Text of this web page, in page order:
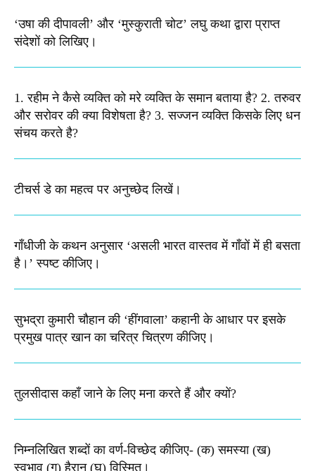
‘उषा की दीपावली’ और ‘मुस्कुराती चोट’ लघु कथा द्वारा प्राप्त
संदेशों को लिखिए।
1. रहीम ने कैसे व्यक्ति को मरे व्यक्ति के समान बताया है? 2. तरुवर
और सरोवर की क्या विशेषता है? 3. सज्जन व्यक्ति किसके लिए धन
संचय करते है?
टीचर्स डे का महत्व पर अनुच्छेद लिखें।
गाँधीजी के कथन अनुसार ‘असली भारत वास्तव में गाँवों में ही बसता
है।’ स्पष्ट कीजिए।
सुभद्रा कुमारी चौहान की ‘हींगवाला’ कहानी के आधार पर इसके
प्रमुख पात्र खान का चरित्र चित्रण कीजिए।
तुलसीदास कहाँ जाने के लिए मना करते हैं और क्यों?
निम्नलिखित शब्दों का वर्ण-विच्छेद कीजिए-​ (क) समस्या (ख)
स्वभाव (ग) हैरान (घ) विस्मित।